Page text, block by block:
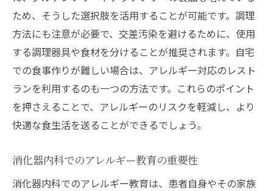
ため、そうした選択肢を活用することが可能です。調理
方法にも注意が必要で、交差汚染を避けるために、使用
する調理器具や食材を分けることが推奨されます。自宅
での食事作りが難しい場合は、アレルギー対応のレスト
ランを利用するのも一つの方法です。これらのポイント
を押さえることで、アレルギーのリスクを軽減し、より
快適な食生活を送ることができるでしょう。
消化器内科でのアレルギー教育の重要性
消化器内科でのアレルギー教育は、患者自身やその家族